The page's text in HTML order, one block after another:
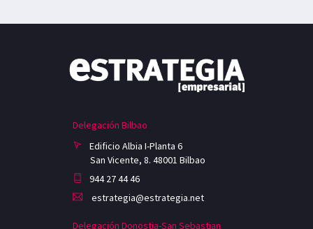
Delegación Bilbao
Edificio Albia I-Planta 6
San Vicente, 8. 48001 Bilbao
944 27 44 46
estrategia@estrategia.net
Delegación Donostia-San Sebastian